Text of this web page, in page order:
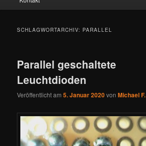
SCHLAGWORTARCHIV: PARALLEL
Parallel geschaltete
Leuchtdioden
Veröffentlicht am5. Januar 2020vonMichael F.